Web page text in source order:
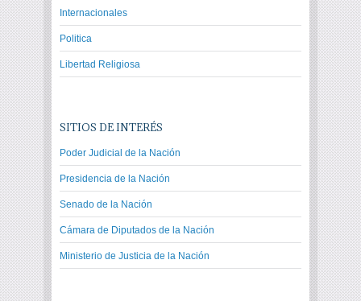
Internacionales
Politica
Libertad Religiosa
SITIOS DE INTERÉS
Poder Judicial de la Nación
Presidencia de la Nación
Senado de la Nación
Cámara de Diputados de la Nación
Ministerio de Justicia de la Nación